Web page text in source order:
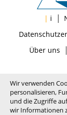
| i |
Über uns |
Wir verwenden
personalisieren,
und die Zugriffe
wir Informationen